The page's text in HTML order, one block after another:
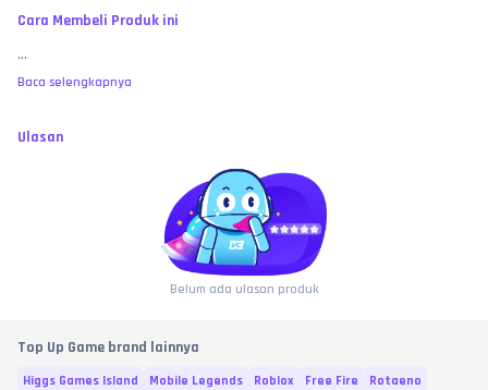
MEMBELI SAMA DENGAN MENYETUJUI:
berlaku di atas. No refund atas kesalahan murni user, bre! 🧐
Cara Membeli Produk ini
...
Baca selengkapnya
Ulasan
Belum ada ulasan produk
Top Up Game brand lainnya
Higgs Games Island Mobile Legends Roblox Free Fire
Rotaeno